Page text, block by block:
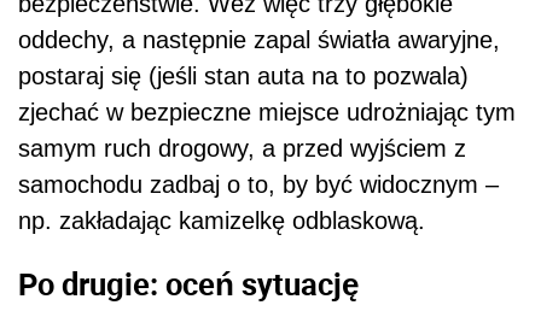
oddechy, a następnie zapal światła awaryjne,
postaraj się (jeśli stan auta na to pozwala)
zjechać w bezpieczne miejsce udrożniając tym
samym ruch drogowy, a przed wyjściem z
samochodu zadbaj o to, by być widocznym –
np. zakładając kamizelkę odblaskową.
Po drugie: oceń sytuację